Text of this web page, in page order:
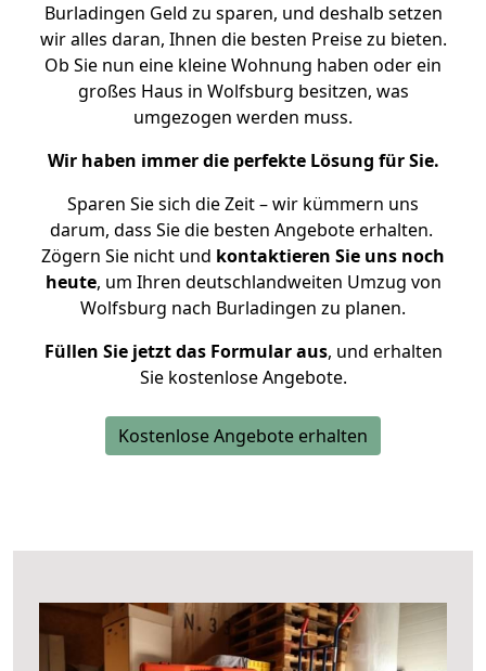
Burladingen Geld zu sparen, und deshalb setzen
wir alles daran, Ihnen die besten Preise zu bieten.
Ob Sie nun eine kleine Wohnung haben oder ein
großes Haus in Wolfsburg besitzen, was
umgezogen werden muss.
Wir haben immer die perfekte Lösung für Sie.
Sparen Sie sich die Zeit – wir kümmern uns
darum, dass Sie die besten Angebote erhalten.
Zögern Sie nicht und kontaktieren Sie uns noch
heute, um Ihren deutschlandweiten Umzug von
Wolfsburg nach Burladingen zu planen.
Füllen Sie jetzt das Formular aus, und erhalten
Sie kostenlose Angebote.
Kostenlose Angebote erhalten